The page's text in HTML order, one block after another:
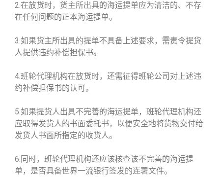
2.在放货时，货主所出具的海运提单应为清洁的、不存
在任何问题的正本海运提单。
3.如果货主所出具的提单不具备上述要求，需责令提货
人提供违约补偿担保书。
4.班轮代理机构在放货时，还需征得班轮公司对上述违
约补偿担保书的认可。
5.如果提货人出具不完善的海运提单，班轮代理机构还
应取得发货人的书面委托书，以便安全地将货物交付给
发货人书面所指定的收货人。
6.同时，班轮代理机构还应该核查该不完善的海运提
单，是否具备世界一流银行签发的连署文件。